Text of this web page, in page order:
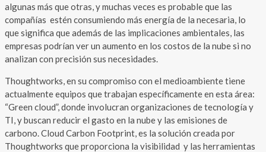
algunas más que otras, y muchas veces es probable que las
compañías estén consumiendo más energía de la necesaria, lo
que significa que además de las implicaciones ambientales, las
empresas podrían ver un aumento en los costos de la nube si no
analizan con precisión sus necesidades.
Thoughtworks, en su compromiso con el medioambiente tiene
actualmente equipos que trabajan específicamente en esta área:
“Green cloud”, donde involucran organizaciones de tecnología y
TI, y buscan reducir el gasto en la nube y las emisiones de
carbono. Cloud Carbon Footprint, es la solución creada por
Thoughtworks que proporciona la visibilidad y las herramientas